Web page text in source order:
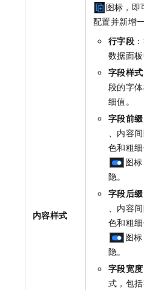
内容样式
图标，即
配置并新增
行字段
数据面板
字段样式
段的字
细值。
字段前缀
、内容
色和粗
图
隐。
字段后缀
、内容
色和粗
图
隐。
字段宽度
式，包